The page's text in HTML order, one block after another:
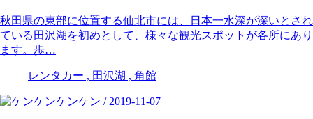
秋田県の東部に位置する仙北市には、日本一水深が深いとされ
ている田沢湖を初めとして、様々な観光スポットが各所にあり
ます。歩…
レンタカー , 田沢湖 , 角館
ケンケン / 2019-11-07